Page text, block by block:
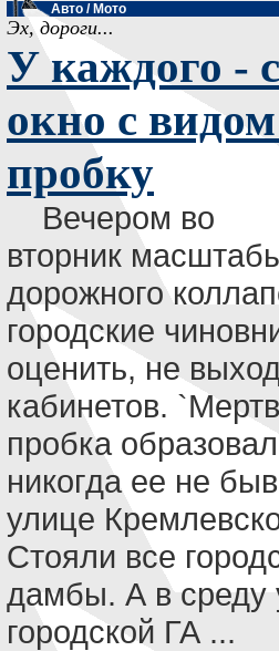
Авто / Мото
Эх, дороги...
У каждого -
окно с
пробку
Вечером во
вторник
дорожного
городские
оценить, не
кабинетов.
пробка
никогда ее не
улице
Стояли все
дамбы. А в среду
городской ГА ...